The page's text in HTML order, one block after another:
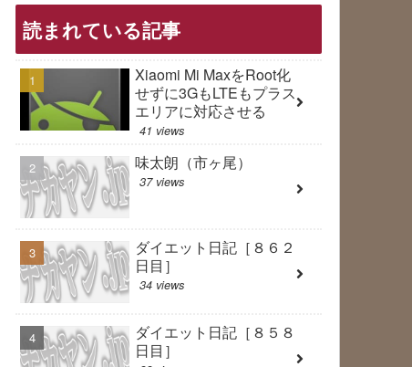
読まれている記事
Xiaomi Mi MaxをRoot化
せずに3GもLTEもプラス
エリアに対応させる
41 views
味太朗（市ヶ尾）
37 views
ダイエット日記［８６２
日目］
34 views
ダイエット日記［８５８
日目］